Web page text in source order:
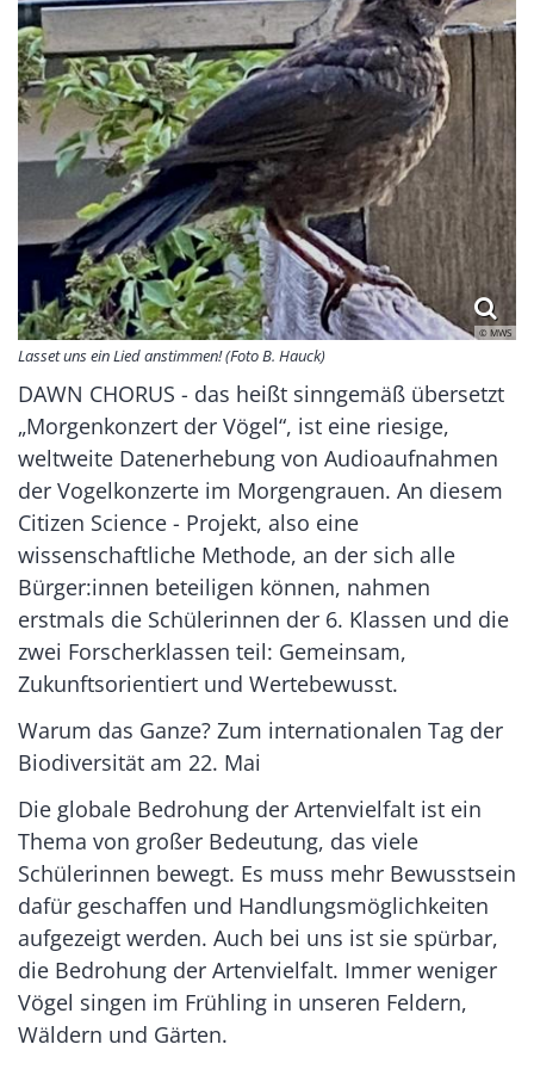
© MWS
Lasset uns ein Lied anstimmen! (Foto B. Hauck)
DAWN CHORUS - das heißt sinngemäß übersetzt
„Morgenkonzert der Vögel“, ist eine riesige,
weltweite Datenerhebung von Audioaufnahmen
der Vogelkonzerte im Morgengrauen. An diesem
Citizen Science - Projekt, also eine
wissenschaftliche Methode, an der sich alle
Bürger:innen beteiligen können, nahmen
erstmals die Schülerinnen der 6. Klassen und die
zwei Forscherklassen teil: Gemeinsam,
Zukunftsorientiert und Wertebewusst.
Warum das Ganze? Zum internationalen Tag der
Biodiversität am 22. Mai
Die globale Bedrohung der Artenvielfalt ist ein
Thema von großer Bedeutung, das viele
Schülerinnen bewegt. Es muss mehr Bewusstsein
dafür geschaffen und Handlungsmöglichkeiten
aufgezeigt werden. Auch bei uns ist sie spürbar,
die Bedrohung der Artenvielfalt. Immer weniger
Vögel singen im Frühling in unseren Feldern,
Wäldern und Gärten.